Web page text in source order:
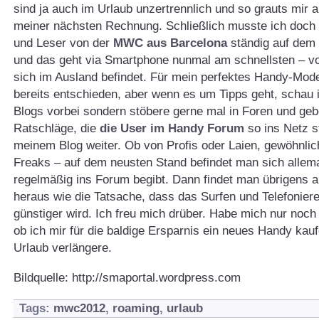
sind ja auch im Urlaub unzertrennlich und so grauts mir
meiner nächsten Rechnung. Schließlich musste ich doch
und Leser von der MWC aus Barcelonaständig auf dem
und das geht via Smartphone nunmal am schnellsten –
sich im Ausland befindet. Für mein perfektes Handy-
bereits entschieden, aber wenn es um Tipps geht, schau
Blogs vorbei sondern stöbere gerne mal in Foren und
Ratschläge, die die User im Handy Forum so ins Netz
meinem Blog weiter. Ob von Profis oder Laien,
Freaks – auf dem neusten Stand befindet man sich
regelmäßig ins Forum begibt. Dann findet man übrigens
heraus wie die Tatsache, dass das Surfen und
günstiger wird. Ich freu mich drüber. Habe mich nur
ob ich mir für die baldige Ersparnis ein neues Handy
Urlaub verlängere.
Bildquelle: http://smaportal.wordpress.com
Tags: mwc2012, roaming, urlaub